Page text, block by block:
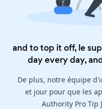
and to top it off, le
day every day,
De plus, notre équipe
et jour pour que les
Authority Pro Tip